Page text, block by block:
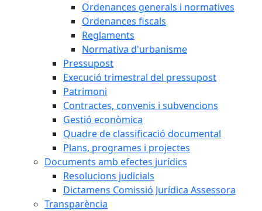
Ordenances generals i normatives
Ordenances fiscals
Reglaments
Normativa d'urbanisme
Pressupost
Execució trimestral del pressupost
Patrimoni
Contractes, convenis i subvencions
Gestió econòmica
Quadre de classificació documental
Plans, programes i projectes
Documents amb efectes jurídics
Resolucions judicials
Dictamens Comissió Jurídica Assessora
Transparència